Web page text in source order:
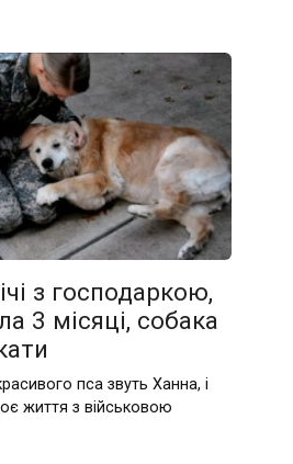
з господаркою,
3 місяці, собака
пса звуть Ханна, і
життя з військовою